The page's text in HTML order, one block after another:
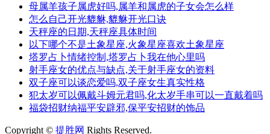
母属羊孩子属虎好吗,属羊和属虎的子女会怎么样
怎么自己开光貔貅,貔貅开光口诀
天秤座的日期,天秤座具体时间
以下哪个不是土象星座,火象星座喜欢土象星座
塔罗占卜情绪控制,塔罗占卜我在他心里吗
射手座女的优点与缺点,关于射手座女的资料
双子座可以谈恋爱吗,双子座女生真实性格
犯太岁可以佩戴斗姆元君吗,化太岁手串可以一直戴着吗
福袋招财纳福平安辟邪,保平安招财的饰品
Copyright © 提胜网 Rights Reserved.